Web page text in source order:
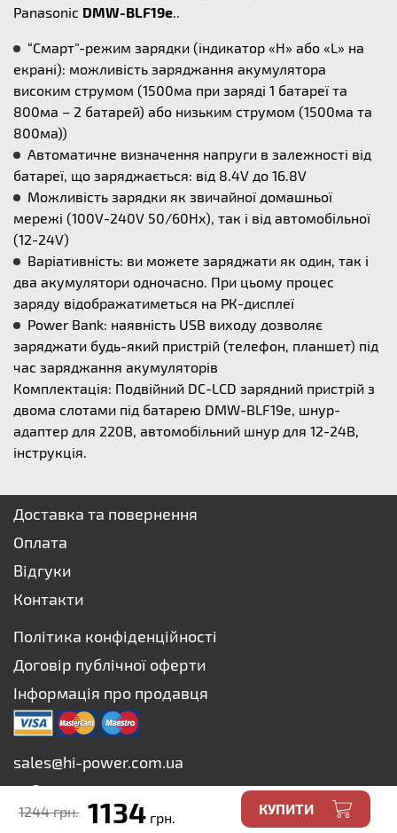
1244 грн. 1134 грн.
КУПИТИ
Panasonic DMW-BLF19e..
“Смарт”-режим зарядки (індикатор «Н» або «L» на
екрані): можливість заряджання акумулятора
високим струмом (1500ма при заряді 1 батареї та
800ма – 2 батарей) або низьким струмом (1500ма та
800ма))
Автоматичне визначення напруги в залежності від
батареї, що заряджається: від 8.4V до 16.8V
Можливість зарядки як звичайної домашньої
мережі (100V-240V 50/60Hx), так і від автомобільної
(12-24V)
Варіативність: ви можете заряджати як один, так і
два акумулятори одночасно. При цьому процес
заряду відображатиметься на РК-дисплеї
Power Bank: наявність USB виходу дозволяє
заряджати будь-який пристрій (телефон, планшет) під
час заряджання акумуляторів
Комплектація: Подвійний DC-LCD зарядний пристрій з
двома слотами під батарею DMW-BLF19e, шнур-
адаптер для 220В, автомобільний шнур для 12-24В,
інструкція.
Доставка та повернення
Оплата
Відгуки
Контакти
Політика конфіденційності
Договір публічної оферти
Інформація про продавця
sales@hi-power.com.ua
+38 073 627-75-73
+38 067 627-75-73